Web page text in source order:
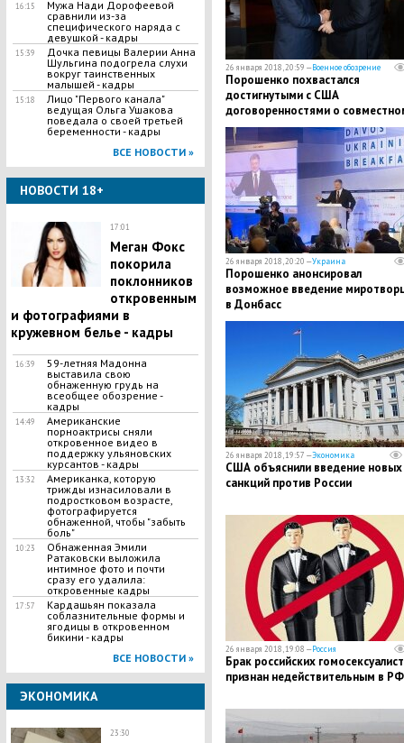
16:15
Мужа Нади Дорофеевой
сравнили из-за
специфического наряда с
девушкой - кадры
15:39
Дочка певицы Валерии Анна
Шульгина подогрела слухи
вокруг таинственных
малышей - кадры
15:18
Лицо "Первого канала"
ведущая Ольга Ушакова
поведала о своей третьей
беременности - кадры
ВСЕ НОВОСТИ »
НОВОСТИ 18+
17:01
Меган Фокс
покорила
поклонников
откровенным
и фотографиями в
кружевном белье - кадры
16:39
59-летняя Мадонна
выставила свою
обнаженную грудь на
всеобщее обозрение -
кадры
14:49
Американские
порноактрисы сняли
откровенное видео в
поддержку ульяновских
курсантов - кадры
13:32
Американка, которую
трижды изнасиловали в
подростковом возрасте,
фотографируется
обнаженной, чтобы "забыть
боль"
10:23
Обнаженная Эмили
Ратаковски выложила
интимное фото и почти
сразу его удалила:
откровенные кадры
17:57
Кардашьян показала
соблазнительные формы и
ягодицы в откровенном
бикини - кадры
ВСЕ НОВОСТИ »
ЭКОНОМИКА
23:30
26 января 2018, 20:59 —Военное обозрение
Порошенко похвастался
достигнутыми с США
договоренностями о
производстве оружия
26 января 2018, 20:20 —Украина
Порошенко анонсировал
возможное введение
в Донбасс
26 января 2018, 19:57 —Экономика
США объяснили введение новых
санкций против России
26 января 2018, 19:08 —Россия
Брак российских
признан недействительным в РФ